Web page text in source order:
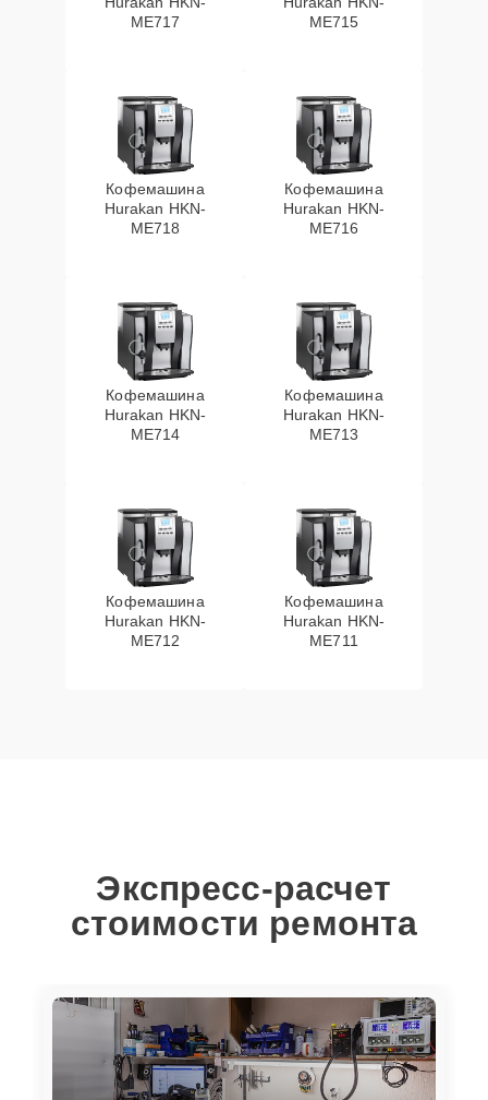
ME717
ME715
Кофемашина
Hurakan HKN-
ME718
Кофемашина
Hurakan HKN-
ME716
Кофемашина
Hurakan HKN-
ME714
Кофемашина
Hurakan HKN-
ME713
Кофемашина
Hurakan HKN-
ME712
Кофемашина
Hurakan HKN-
ME711
Экспресс-расчет
стоимости ремонта